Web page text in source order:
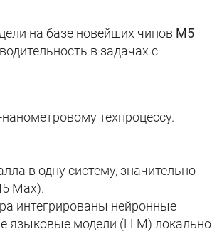
на базе новейших чипов M5
в задачах с
техпроцессу.
в одну систему, значительно
Max).
интегрированы нейронные
языковые модели (LLM) локально